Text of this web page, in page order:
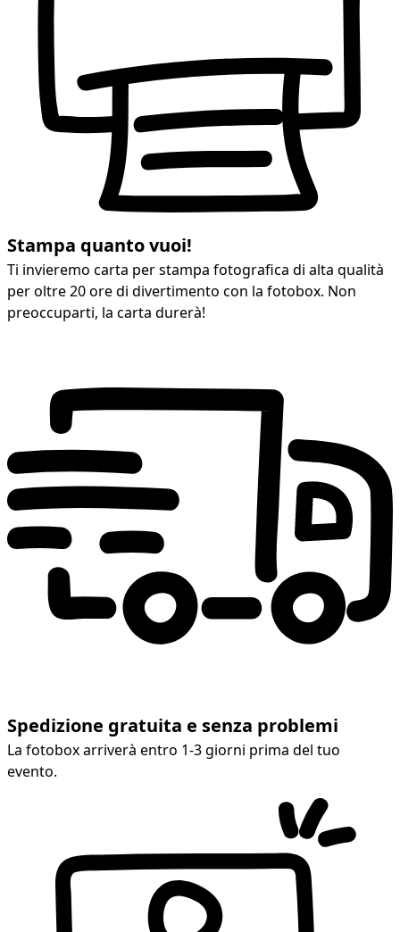
Stampa quanto vuoi!
Ti invieremo carta per stampa fotografica di alta qualità
per oltre 20 ore di divertimento con la fotobox. Non
preoccuparti, la carta durerà!
Spedizione gratuita e senza problemi
La fotobox arriverà entro 1-3 giorni prima del tuo
evento.